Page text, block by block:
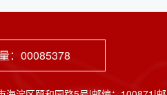
： 00085378